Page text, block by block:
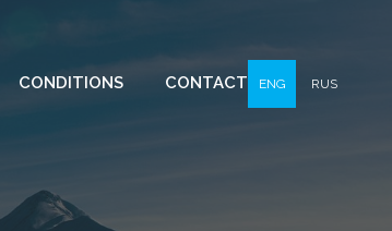
CONDITIONS CONTACT ENG RUS